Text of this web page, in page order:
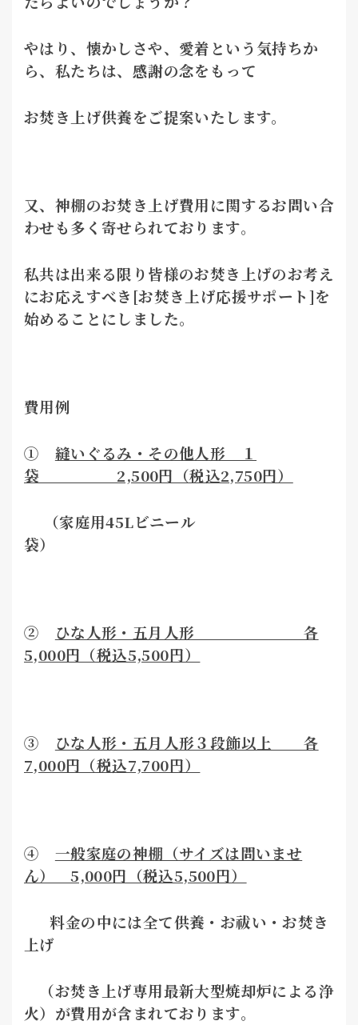
やはり、懐かしさや、愛着という気持ちか
ら、私たちは、感謝の念をもって
お焚き上げ供養をご提案いたします。
又、神棚のお焚き上げ費用に関するお問い合
わせも多く寄せられております。
私共は出来る限り皆様のお焚き上げのお考え
にお応えすべき[お焚き上げ応援サポート]を
始めることにしました。
費用例
① 縫いぐるみ・その他人形 １
袋 2,500円（税込2,750円）
（家庭用45Lビニール
袋）
② ひな人形・五月人形 各
5,000円（税込5,500円）
③ ひな人形・五月人形３段飾以上 各
7,000円（税込7,700円）
④ 一般家庭の神棚（サイズは問いませ
ん） 5,000円（税込5,500円）
料金の中には全て供養・お祓い・お焚き
上げ
（お焚き上げ専用最新大型焼却炉による浄
火）が費用が含まれております。